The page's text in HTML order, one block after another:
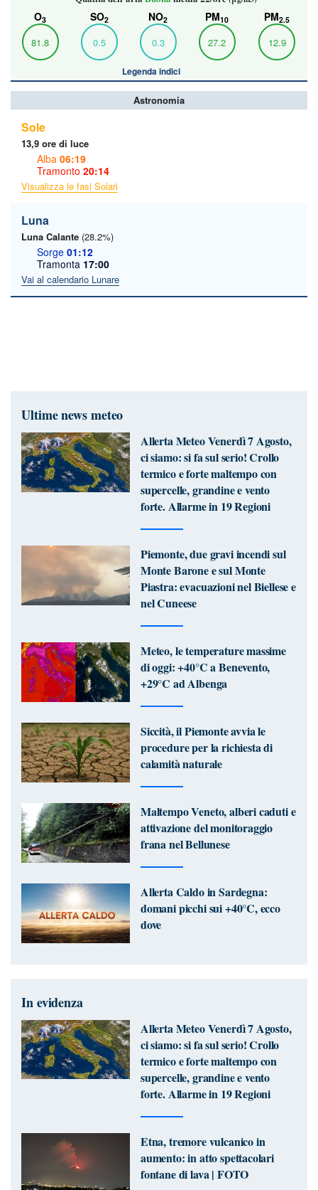
O3
81.8
SO2
0.5
NO2
0.3
PM10
27.2
PM2.5
12.9
Legenda indici
Astronomia
Sole
13,9 ore di luce
Alba 06:19
Tramonto 20:14
Visualizza le fasi Solari
Luna
Luna Calante (28.2%)
Sorge 01:12
Tramonta 17:00
Vai al calendario Lunare
Ultime news meteo
Allerta Meteo Venerdì 7 Agosto,
ci siamo: si fa sul serio! Crollo
termico e forte maltempo con
supercelle, grandine e vento
forte. Allarme in 19 Regioni
Piemonte, due gravi incendi sul
Monte Barone e sul Monte
Piastra: evacuazioni nel Biellese e
nel Cuneese
Meteo, le temperature massime
di oggi: +40°C a Benevento,
+29°C ad Albenga
Siccità, il Piemonte avvia le
procedure per la richiesta di
calamità naturale
Maltempo Veneto, alberi caduti e
attivazione del monitoraggio
frana nel Bellunese
Allerta Caldo in Sardegna:
domani picchi sui +40°C, ecco
dove
In evidenza
Allerta Meteo Venerdì 7 Agosto,
ci siamo: si fa sul serio! Crollo
termico e forte maltempo con
supercelle, grandine e vento
forte. Allarme in 19 Regioni
Etna, tremore vulcanico in
aumento: in atto spettacolari
fontane di lava | FOTO